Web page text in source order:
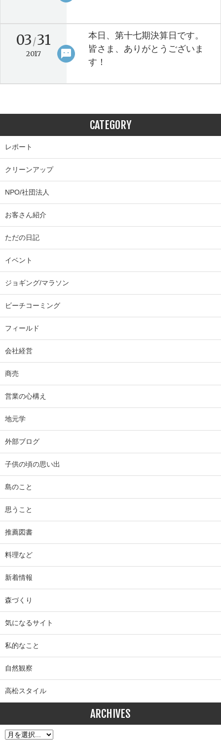
sms
03/31
2017
本日、第十七期決算日です。
皆さま、ありがとうございま
す！
keyboard_arrow_right
CATEGORY
レポート
クリーンアップ
NPO/社団法人
お客さん紹介
ただの日記
イベント
ジョギング/マラソン
ビーチコーミング
フィールド
会社経営
商売
営業の心構え
地元学
外部ブログ
子供の頃の思い出
島のこと
思うこと
推薦図書
料理など
新着情報
森づくり
気になるサイト
私的なこと
自然観察
高松スタイル
ARCHIVES